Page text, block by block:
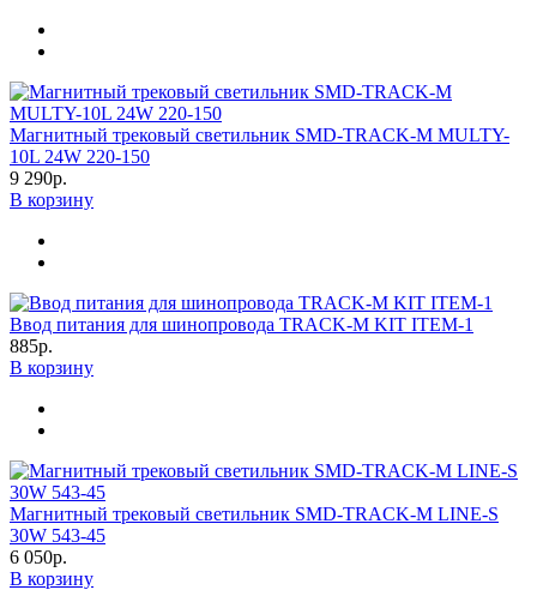
Магнитный трековый светильник SMD-TRACK-M MULTY-
10L 24W 220-150
9 290р.
В корзину
Ввод питания для шинопровода TRACK-M KIT ITEM-1
885р.
В корзину
Магнитный трековый светильник SMD-TRACK-M LINE-S
30W 543-45
6 050р.
В корзину